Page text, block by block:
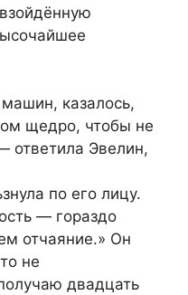
казалось,
щедро, чтобы не
ответила Эвелин,
по его лицу.
— гораздо
отчаяние.» Он
не
двадцать